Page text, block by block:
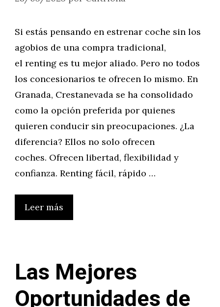
Si estás pensando en estrenar coche sin los
agobios de una compra tradicional,
el renting es tu mejor aliado. Pero no todos
los concesionarios te ofrecen lo mismo. En
Granada, Crestanevada se ha consolidado
como la opción preferida por quienes
quieren conducir sin preocupaciones. ¿La
diferencia? Ellos no solo ofrecen
coches. Ofrecen libertad, flexibilidad y
confianza. Renting fácil, rápido …
Leer más
Las Mejores
Oportunidades de